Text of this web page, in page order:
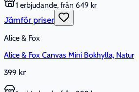
1 erbjudande, från 649 kr
Jämför priser
Alice & Fox
Alice & Fox Canvas Mini Bokhylla, Natur
399 kr